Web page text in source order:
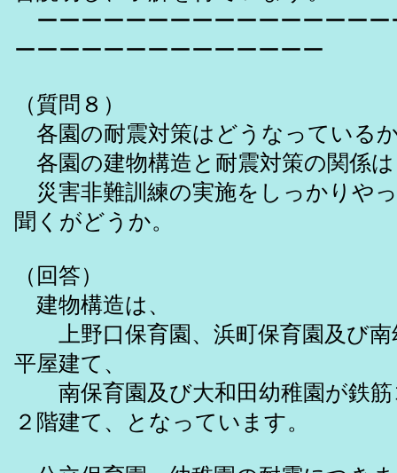
ーーーーーーーーーーーーーーーー
ーーーーーーーーーーーーーー
（質問８）
各園の耐震対策はどうなっている
各園の建物構造と耐震対策の関係
災害非難訓練の実施をしっかりや
聞くがどうか。
（回答）
建物構造は、
上野口保育園、浜町保育園及び南
平屋建て、
南保育園及び大和田幼稚園が鉄筋
２階建て、となっています。